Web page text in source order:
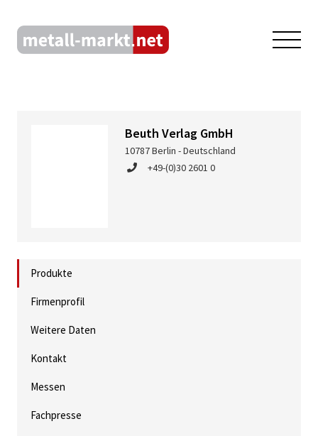
Beuth Verlag GmbH
10787 Berlin - Deutschland
+49-(0)30 2601 0
Produkte
Firmenprofil
Weitere Daten
Kontakt
Messen
Fachpresse